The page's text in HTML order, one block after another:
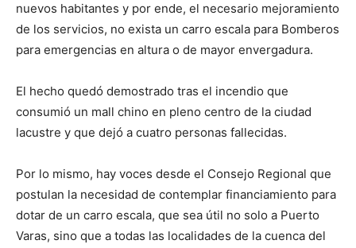
nuevos habitantes y por ende, el necesario mejoramiento
de los servicios, no exista un carro escala para Bomberos
para emergencias en altura o de mayor envergadura.
El hecho quedó demostrado tras el incendio que
consumió un mall chino en pleno centro de la ciudad
lacustre y que dejó a cuatro personas fallecidas.
Por lo mismo, hay voces desde el Consejo Regional que
postulan la necesidad de contemplar financiamiento para
dotar de un carro escala, que sea útil no solo a Puerto
Varas, sino que a todas las localidades de la cuenca del